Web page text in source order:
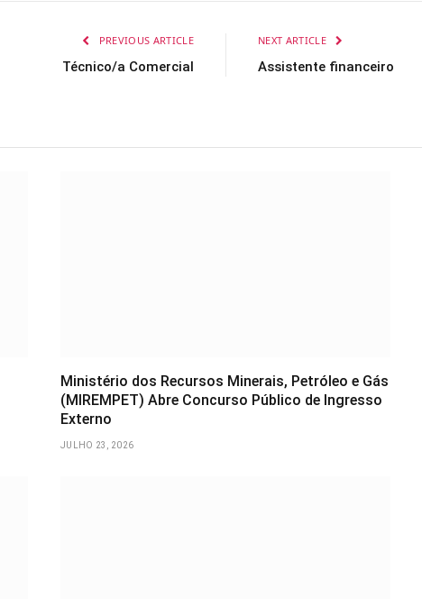
PREVIOUS ARTICLE
Técnico/a Comercial
NEXT ARTICLE
Assistente financeiro
Ministério dos Recursos Minerais, Petróleo e Gás
(MIREMPET) Abre Concurso Público de Ingresso
Externo
JULHO 23, 2026